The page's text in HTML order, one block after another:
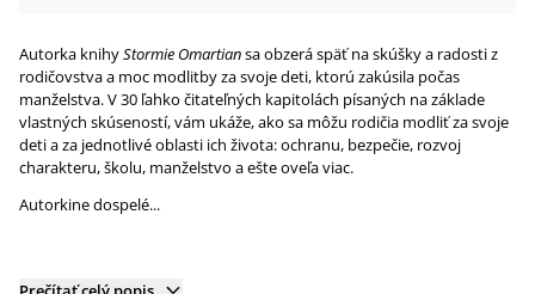
Autorka knihyStormie Omartiansa obzerá späť na skúšky a radosti z
rodičovstva a moc modlitby za svoje deti, ktorú zakúsila počas
manželstva. V 30 ľahko čitateľných kapitolách písaných na základe
vlastných skúseností, vám ukáže, ako sa môžu rodičia modliť za svoje
deti a za jednotlivé oblasti ich života: ochranu, bezpečie, rozvoj
charakteru, školu, manželstvo a ešte oveľa viac.
Autorkine dospelé...